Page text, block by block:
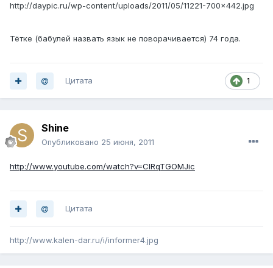
http://daypic.ru/wp-content/uploads/2011/05/11221-700x442.jpg
Тётке (бабулей назвать язык не поворачивается) 74 года.
1
Цитата
Shine
Опубликовано 25 июня, 2011
http://www.youtube.com/watch?v=CIRqTGOMJic
Цитата
http://www.kalen-dar.ru/i/informer4.jpg